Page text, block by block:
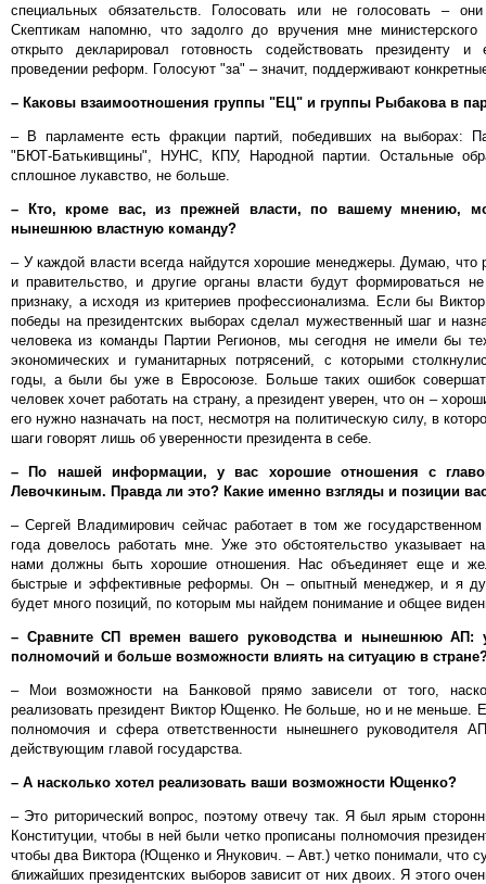
специальных обязательств. Голосовать или не голосовать –
Скептикам напомню, что задолго до вручения мне
открыто декларировал готовность содействовать президенту
проведении реформ. Голосуют "за" – значит, поддерживают
– Каковы взаимоотношения группы "ЕЦ" и группы Рыбакова в
– В парламенте есть фракции партий, победивших на выборах:
"БЮТ-Батькивщины", НУНС, КПУ, Народной партии. Остальные
сплошное лукавство, не больше.
– Кто, кроме вас, из прежней власти, по вашему мнению,
нынешнюю властную команду?
– У каждой власти всегда найдутся хорошие менеджеры. Думаю, что
и правительство, и другие органы власти будут формироваться
признаку, а исходя из критериев профессионализма. Если бы
победы на президентских выборах сделал мужественный шаг и
человека из команды Партии Регионов, мы сегодня не имели бы
экономических и гуманитарных потрясений, с которыми
годы, а были бы уже в Евросоюзе. Больше таких ошибок
человек хочет работать на страну, а президент уверен, что он –
его нужно назначать на пост, несмотря на политическую силу, в
шаги говорят лишь об уверенности президента в себе.
– По нашей информации, у вас хорошие отношения с
Левочкиным. Правда ли это? Какие именно взгляды и позиции
– Сергей Владимирович сейчас работает в том же
года довелось работать мне. Уже это обстоятельство указывает
нами должны быть хорошие отношения. Нас объединяет еще и
быстрые и эффективные реформы. Он – опытный менеджер, и я
будет много позиций, по которым мы найдем понимание и общее
– Сравните СП времен вашего руководства и нынешнюю АП:
полномочий и больше возможности влиять на ситуацию в
– Мои возможности на Банковой прямо зависели от того,
реализовать президент Виктор Ющенко. Не больше, но и не меньше.
полномочия и сфера ответственности нынешнего руководителя
действующим главой государства.
– А насколько хотел реализовать ваши возможности Ющенко?
– Это риторический вопрос, поэтому отвечу так. Я был ярым
Конституции, чтобы в ней были четко прописаны полномочия
чтобы два Виктора (Ющенко и Янукович. – Авт.) четко понимали, что
ближайших президентских выборов зависит от них двоих. Я этого